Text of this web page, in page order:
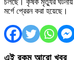
মর্গে প্রেরন করা হয়েছে।
এই রকম আরো খবর